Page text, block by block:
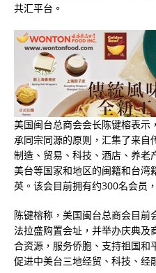
共汇平台。
美国闽台总商会会长陈键榕表示
承同宗同源的原则，汇集了来自
制造、贸易、科技、酒店、养老
美台等国家和地区的闽籍和台湾
英。该会目前拥有约300名会员
陈键榕称，美国闽台总商会目前
法拉盛购置会址，并举办庆典
合资源，服务侨胞、支持祖国和
促进中美台三地经贸、科技、经